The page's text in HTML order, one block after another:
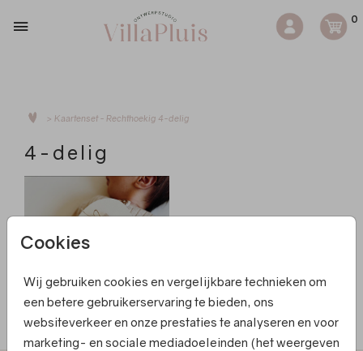
0
Cookies
Wij gebruiken cookies en vergelijkbare technieken om
een betere gebruikerservaring te bieden, ons
websiteverkeer en onze prestaties te analyseren en voor
marketing- en sociale mediadoeleinden (het weergeven
> Kaartenset - Rechthoekig 4-delig
4-delig